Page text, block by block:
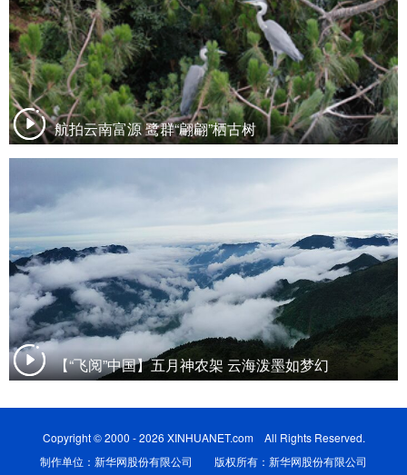
航拍云南富源 鹭群“翩翩”栖古树
【“飞阅”中国】五月神农架 云海泼墨如梦幻
Copyright © 2000 - 2026 XINHUANET.com All Rights Reserved.
制作单位：新华网股份有限公司 版权所有：新华网股份有限公司